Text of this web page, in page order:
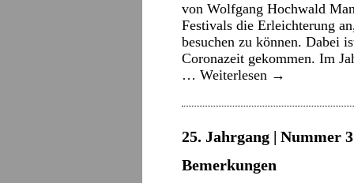
von Wolfgang Hochwald
Festivals die Erleichterung
besuchen zu können. Dabei
Coronazeit gekommen. Im
… Weiterlesen →
25. Jahrgang | Nummer
Bemerkungen